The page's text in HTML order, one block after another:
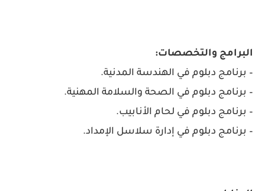
البرامج والتخصصات:
– برنامج دبلوم في الهندسة المدنية.
– برنامج دبلوم في الصحة والسلامة المهنية.
– برنامج دبلوم في لحام الأنابيب.
– برنامج دبلوم في إدارة سلاسل الإمداد.